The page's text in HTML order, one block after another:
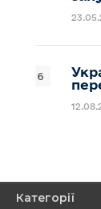
Категорії